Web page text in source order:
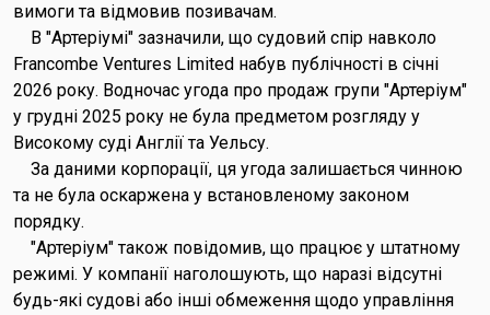
вимоги та відмовив позивачам.
В "Артеріумі" зазначили, що судовий спір навколо
Francombe Ventures Limited набув публічності в січні
2026 року. Водночас угода про продаж групи "Артеріум"
у грудні 2025 року не була предметом розгляду у
Високому суді Англії та Уельсу.
За даними корпорації, ця угода залишається чинною
та не була оскаржена у встановленому законом
порядку.
"Артеріум" також повідомив, що працює у штатному
режимі. У компанії наголошують, що наразі відсутні
будь-які судові або інші обмеження щодо управління